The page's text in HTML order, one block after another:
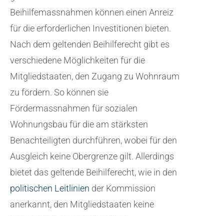
Beihilfemassnahmen können einen Anreiz
für die erforderlichen Investitionen bieten.
Nach dem geltenden Beihilferecht gibt es
verschiedene Möglichkeiten für die
Mitgliedstaaten, den Zugang zu Wohnraum
zu fördern. So können sie
Fördermassnahmen für sozialen
Wohnungsbau für die am stärksten
Benachteiligten durchführen, wobei für den
Ausgleich keine Obergrenze gilt. Allerdings
bietet das geltende Beihilferecht, wie in den
politischen Leitlinien der Kommission
anerkannt, den Mitgliedstaaten keine